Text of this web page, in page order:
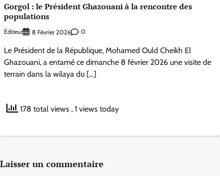
Gorgol : le Président Ghazouani à la rencontre des
populations
Éditeur 8 Février 2026 0
Le Président de la République, Mohamed Ould Cheikh El
Ghazouani, a entamé ce dimanche 8 février 2026 une visite de
terrain dans la wilaya du […]
178 total views , 1 views today
Laisser un commentaire